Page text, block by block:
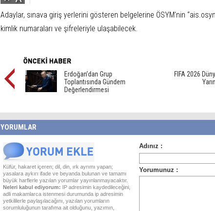
Adaylar, sınava giriş yerlerini gösteren belgelerine ÖSYM’nin
kimlik numaraları ve şifreleriyle ulaşabilecek.
Erdoğan’dan Grup
Toplantısında Gündem
Değerlendirmesi
FIFA 2026
YORUMLAR
Küfür, hakaret içeren; dil, din, ırk ayrımı yapan;
yasalara aykırı ifade ve beyanda bulunan ve tamamı
büyük harflerle yazılan yorumlar yayınlanmayacaktır.
Neleri kabul ediyorum: IP adresimin kaydedileceğini,
adli makamlarca istenmesi durumunda ip adresimin
yetkililerle paylaşılacağını, yazılan yorumların
sorumluluğunun tarafıma ait olduğunu, yazımın,